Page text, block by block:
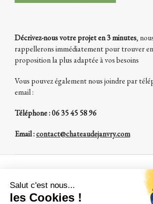
Décrivez-nous votre projet en 3 minutes,
rappellerons immédiatement pour trouver
proposition la plus adaptée à vos besoins
Vous pouvez également nous joindre par
email :
Téléphone : 06 35 45 58 96
Email :contact@chateaudejanvry.com
Qui sommes nous ?
Une histoire de famille
Où sommes
Comment